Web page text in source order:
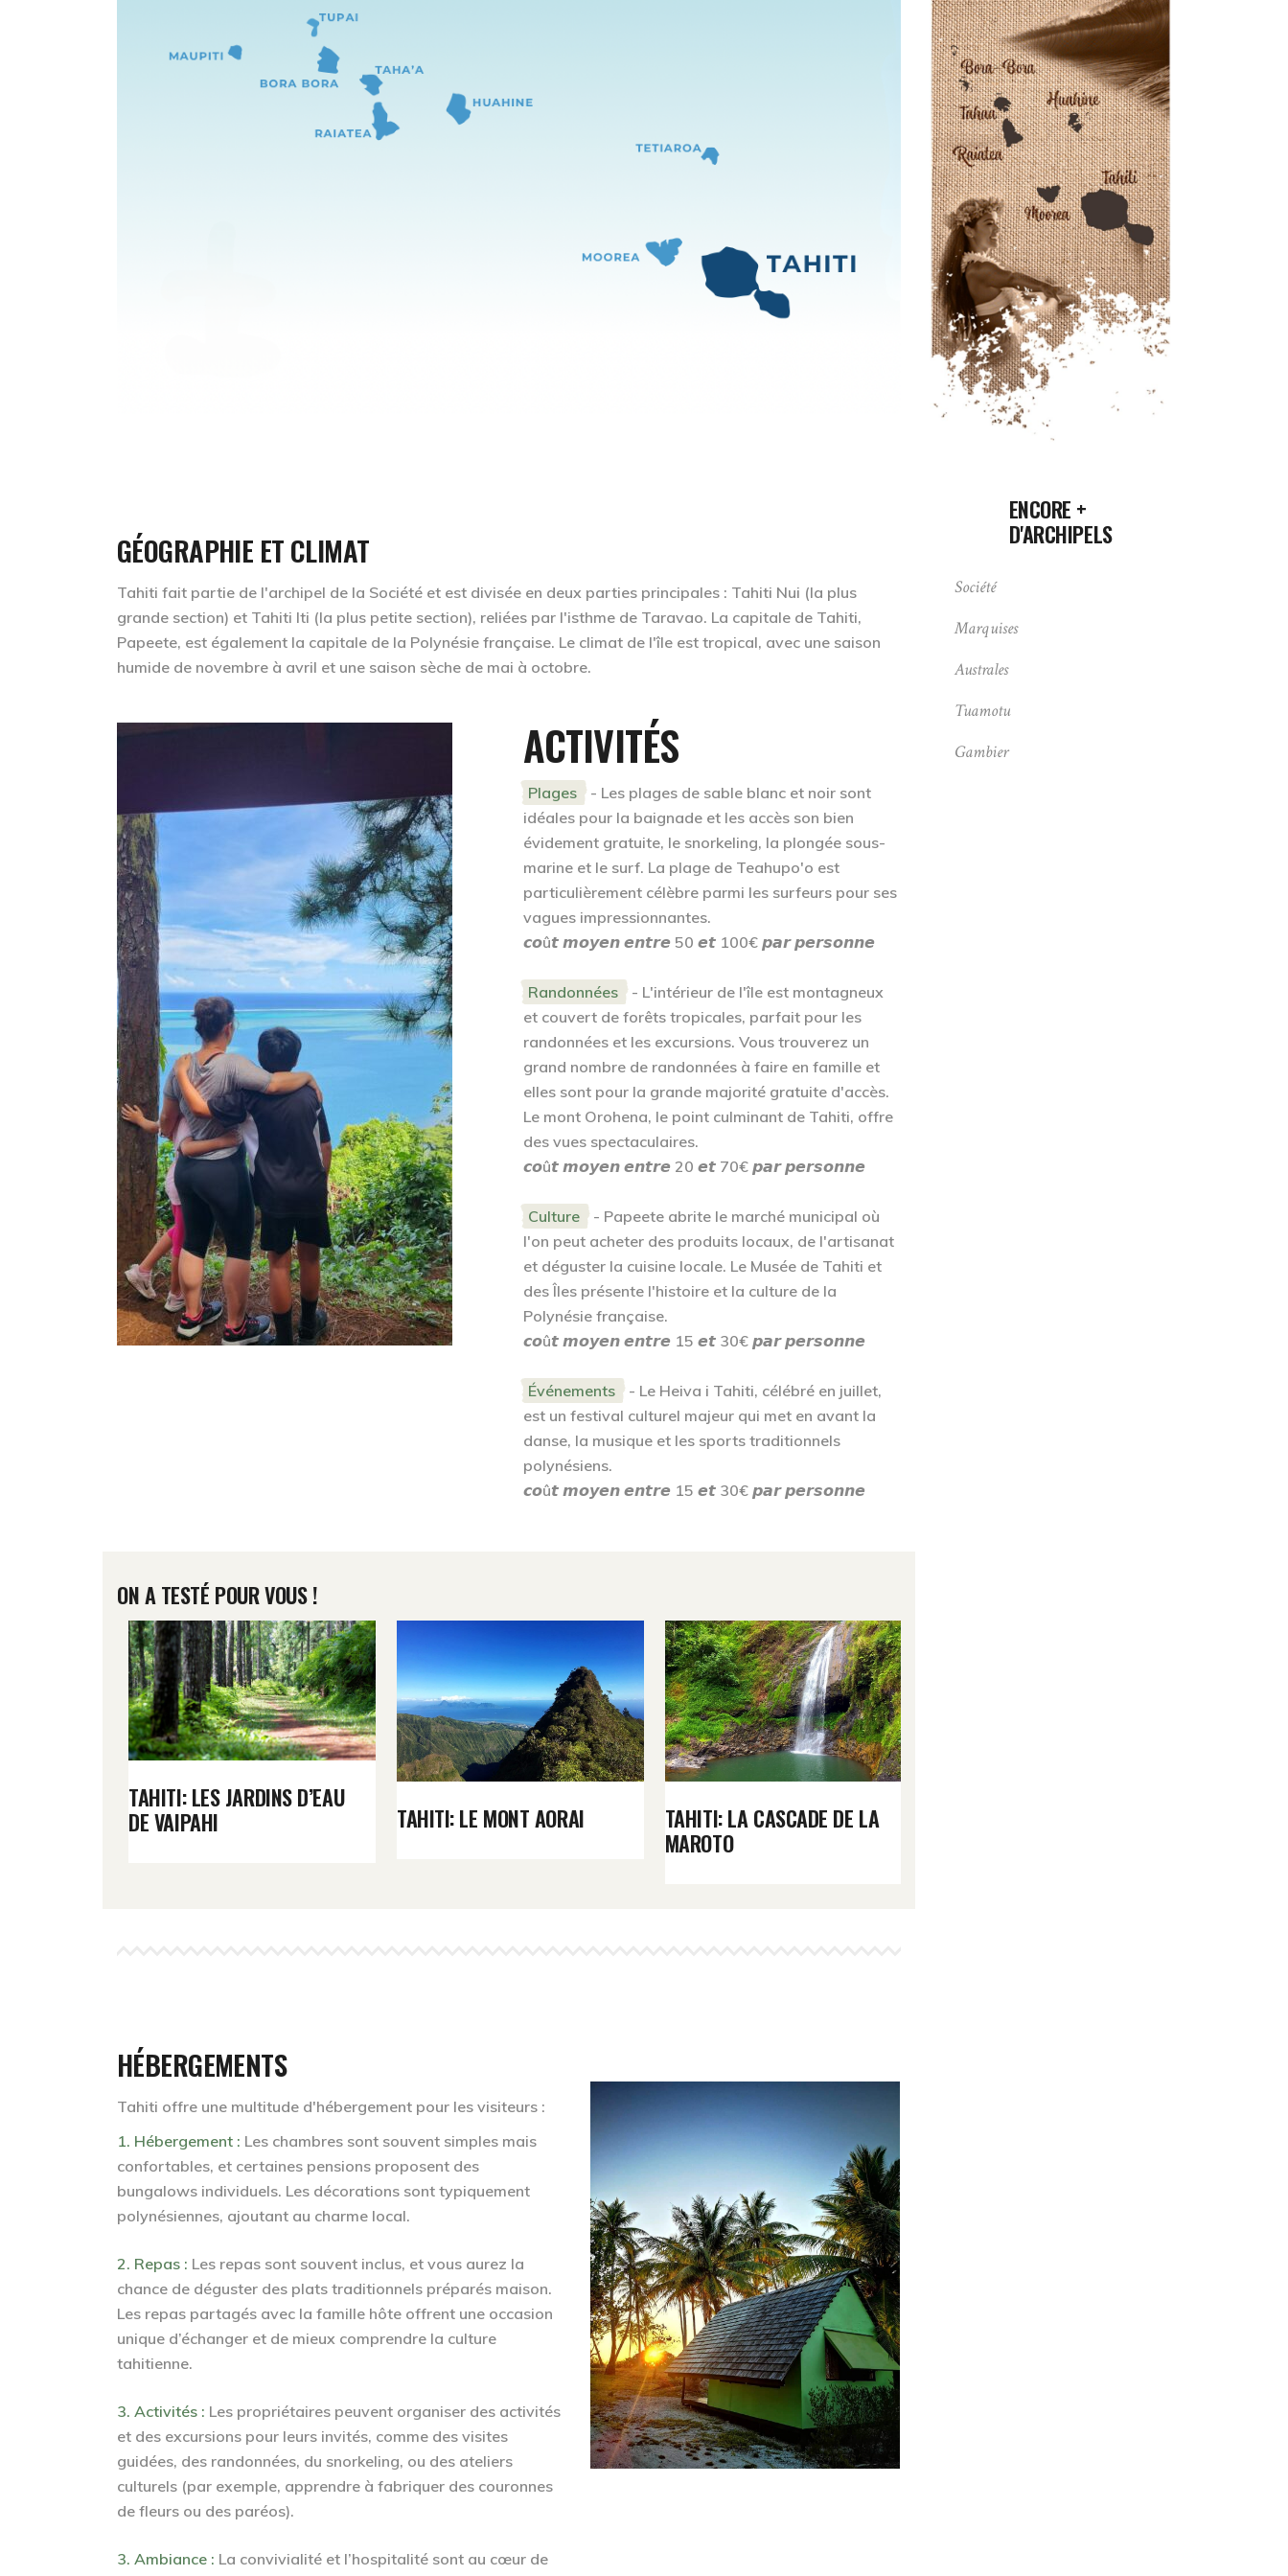
GÉOGRAPHIE ET CLIMAT
Tahiti fait partie de l'archipel de la Société et est divisée en deux parties principales : Tahiti Nui (la plus
grande section) et Tahiti Iti (la plus petite section), reliées par l'isthme de Taravao. La capitale de Tahiti,
Papeete, est également la capitale de la Polynésie française. Le climat de l'île est tropical, avec une saison
humide de novembre à avril et une saison sèche de mai à octobre.
ACTIVITÉS
Plages - Les plages de sable blanc et noir sont
idéales pour la baignade et les accès son bien
évidement gratuite, le snorkeling, la plongée sous-
marine et le surf. La plage de Teahupo'o est
particulièrement célèbre parmi les surfeurs pour ses
vagues impressionnantes.
𝙘𝙤û𝙩 𝙢𝙤𝙮𝙚𝙣 𝙚𝙣𝙩𝙧𝙚 50 𝙚𝙩 100€ 𝙥𝙖𝙧 𝙥𝙚𝙧𝙨𝙤𝙣𝙣𝙚
Randonnées - L'intérieur de l'île est montagneux
et couvert de forêts tropicales, parfait pour les
randonnées et les excursions. Vous trouverez un
grand nombre de randonnées à faire en famille et
elles sont pour la grande majorité gratuite d'accès.
Le mont Orohena, le point culminant de Tahiti, offre
des vues spectaculaires.
𝙘𝙤û𝙩 𝙢𝙤𝙮𝙚𝙣 𝙚𝙣𝙩𝙧𝙚 20 𝙚𝙩 70€ 𝙥𝙖𝙧 𝙥𝙚𝙧𝙨𝙤𝙣𝙣𝙚
Culture - Papeete abrite le marché municipal où
l'on peut acheter des produits locaux, de l'artisanat
et déguster la cuisine locale. Le Musée de Tahiti et
des Îles présente l'histoire et la culture de la
Polynésie française.
𝙘𝙤û𝙩 𝙢𝙤𝙮𝙚𝙣 𝙚𝙣𝙩𝙧𝙚 15 𝙚𝙩 30€ 𝙥𝙖𝙧 𝙥𝙚𝙧𝙨𝙤𝙣𝙣𝙚
Événements - Le Heiva i Tahiti, célébré en juillet,
est un festival culturel majeur qui met en avant la
danse, la musique et les sports traditionnels
polynésiens.
𝙘𝙤û𝙩 𝙢𝙤𝙮𝙚𝙣 𝙚𝙣𝙩𝙧𝙚 15 𝙚𝙩 30€ 𝙥𝙖𝙧 𝙥𝙚𝙧𝙨𝙤𝙣𝙣𝙚
ON A TESTÉ POUR VOUS !
TAHITI: LES JARDINS D’EAU
DE VAIPAHI
TAHITI: LE MONT AORAI
TAHITI: LA CASCADE DE LA
MAROTO
HÉBERGEMENTS
Tahiti offre une multitude d'hébergement pour les visiteurs :
1. Hébergement : Les chambres sont souvent simples mais
confortables, et certaines pensions proposent des
bungalows individuels. Les décorations sont typiquement
polynésiennes, ajoutant au charme local.
2. Repas : Les repas sont souvent inclus, et vous aurez la
chance de déguster des plats traditionnels préparés maison.
Les repas partagés avec la famille hôte offrent une occasion
unique d’échanger et de mieux comprendre la culture
tahitienne.
3. Activités : Les propriétaires peuvent organiser des activités
et des excursions pour leurs invités, comme des visites
guidées, des randonnées, du snorkeling, ou des ateliers
culturels (par exemple, apprendre à fabriquer des couronnes
de fleurs ou des paréos).
3. Ambiance : La convivialité et l’hospitalité sont au cœur de
ENCORE +
D'ARCHIPELS
Société
Marquises
Australes
Tuamotu
Gambier